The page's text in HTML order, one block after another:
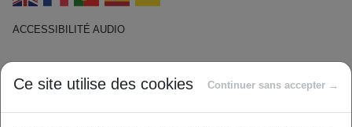
ACCESSIBILITÉ AUDIO
Ce site utilise des cookies Continuer sans accepter →